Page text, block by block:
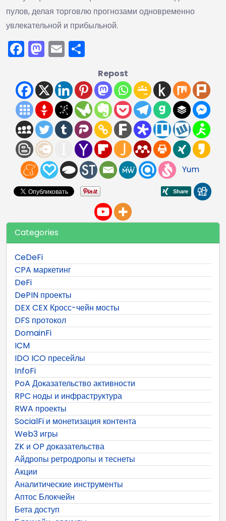
пулов, делая торговлю прогнозами одновременно
увлекательной и прибыльной.
Facebook
Mastodon
Email
Repost
Yum
Categories
CeDeFi
CPA маркетинг
DeFi
DePIN проекты
DEX CEX Кросс-чейн мосты
DFS протокол
DomainFi
ICM
IDO ICO пресейлы
InfoFi
PoA Доказательство активности
RPC ноды и инфраструктура
RWA проекты
SocialFi и монетизация контента
Web3 игры
ZK и OP доказательства
Айдропы ретродропы и теснеты
Акции
Аналитические инструменты
Аптос Блокчейн
Бета доступ